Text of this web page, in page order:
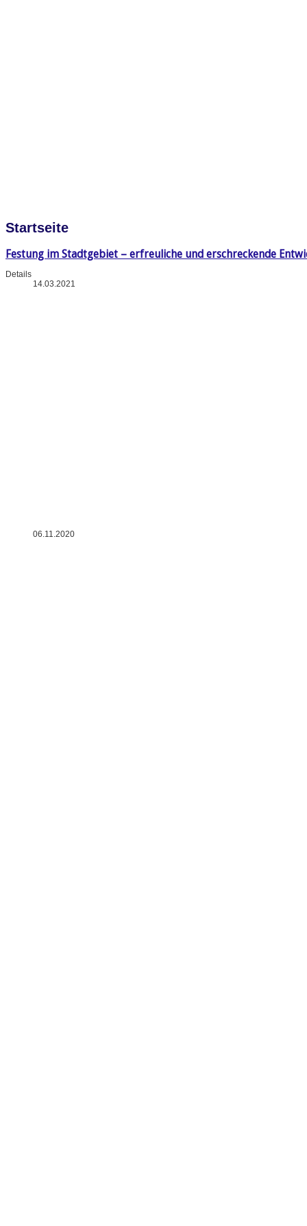
Startseite
Festung im Stadtgebiet – erfreuliche und erschreckende
Details
14.03.2021
06.11.2020